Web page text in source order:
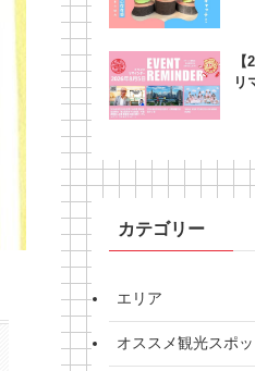
リ
カテゴリー
エリア
オススメ観光スポッ